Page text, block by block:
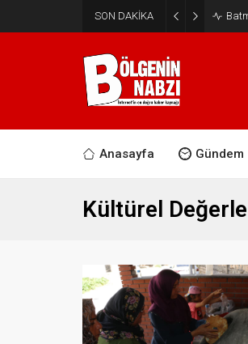
SON DAKİKA
Anasayfa Gündem
Kültürel